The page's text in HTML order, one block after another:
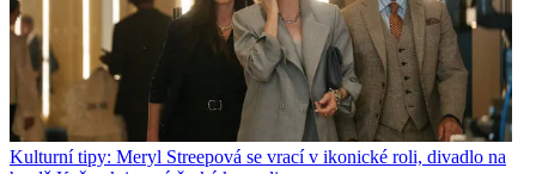
Kulturní tipy: Meryl Streepová se vrací v ikonické roli, divadlo na